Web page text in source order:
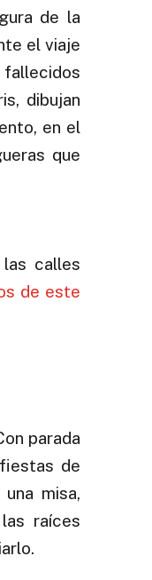
de la
el viaje
fallecidos
dibujan
en el
que
calles
de este
parada
de
misa,
raíces